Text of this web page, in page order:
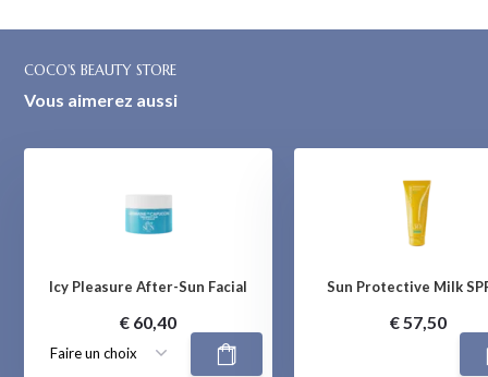
COCO'S BEAUTY STORE
Vous aimerez aussi
Icy Pleasure After-Sun Facial
€ 60,40
Sun Protective Milk
€ 57,50